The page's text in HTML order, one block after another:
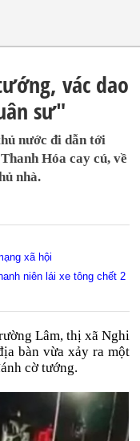
vác dao
sư"
nước đi dẫn tới
Hóa cay cú, về
nhà.
xã hội
niên lái xe tông chết 2
Lâm, thị xã Nghi
bàn vừa xảy ra một
cờ tướng.